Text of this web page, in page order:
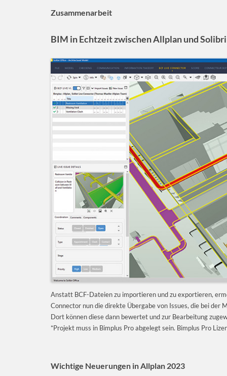
Zusammenarbeit
BIM in Echtzeit zwischen Allplan und Solibri
Anstatt BCF-Dateien zu importieren und zu exportieren,
Connector nun die direkte Übergabe von Issues, die bei
Dort können diese dann bewertet und zur Bearbeitung
*Projekt muss in Bimplus Pro abgelegt sein. Bimplus Pro
Wichtige Neuerungen in Allplan 2023